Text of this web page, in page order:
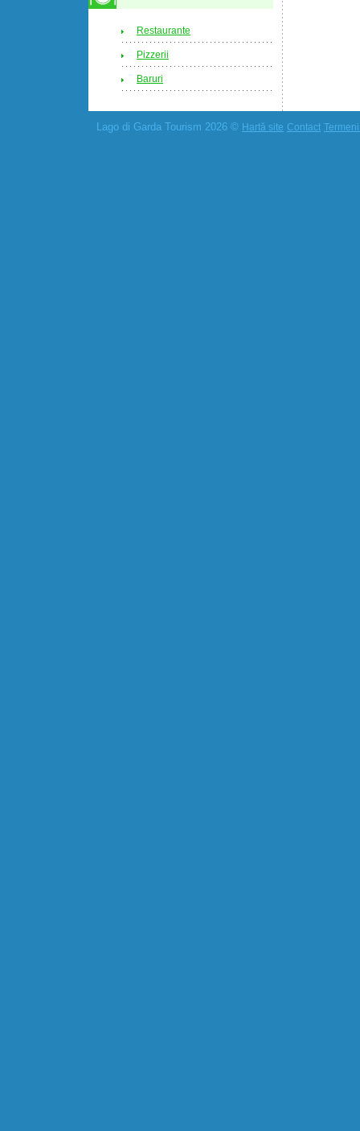
Restaurante
Pizzerii
Baruri
Lago di Garda Tourism 2026 © Hartă site Contact